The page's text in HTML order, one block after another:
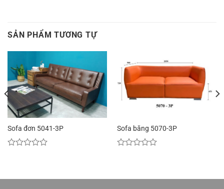
SẢN PHẨM TƯƠNG TỰ
Sofa đơn 5041-3P
0
Sofa băng 5070-3P
0